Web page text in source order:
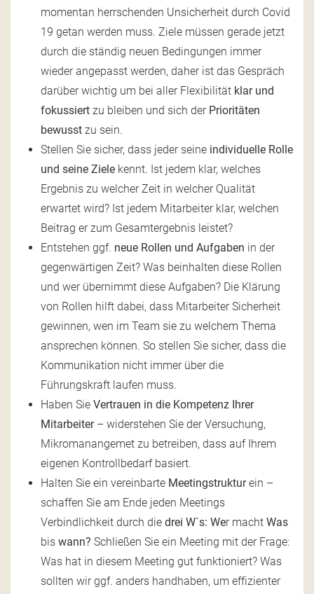
momentan herrschenden Unsicherheit durch Covid
19 getan werden muss. Ziele müssen gerade jetzt
durch die ständig neuen Bedingungen immer
wieder angepasst werden, daher ist das Gespräch
darüber wichtig um bei aller Flexibilität klar und
fokussiert zu bleiben und sich der Prioritäten
bewusst zu sein.
Stellen Sie sicher, dass jeder seine individuelle Rolle
und seine Ziele kennt. Ist jedem klar, welches
Ergebnis zu welcher Zeit in welcher Qualität
erwartet wird? Ist jedem Mitarbeiter klar, welchen
Beitrag er zum Gesamtergebnis leistet?
Entstehen ggf. neue Rollen und Aufgaben in der
gegenwärtigen Zeit? Was beinhalten diese Rollen
und wer übernimmt diese Aufgaben? Die Klärung
von Rollen hilft dabei, dass Mitarbeiter Sicherheit
gewinnen, wen im Team sie zu welchem Thema
ansprechen können. So stellen Sie sicher, dass die
Kommunikation nicht immer über die
Führungskraft laufen muss.
Haben Sie Vertrauen in die Kompetenz Ihrer
Mitarbeiter– widerstehen Sie der Versuchung,
Mikromanangemet zu betreiben, dass auf Ihrem
eigenen Kontrollbedarf basiert.
Halten Sie ein vereinbarte Meetingstrukturein –
schaffen Sie am Ende jeden Meetings
Verbindlichkeit durch die drei W`s: Wer macht Was
bis wann? Schließen Sie ein Meeting mit der Frage:
Was hat in diesem Meeting gut funktioniert? Was
sollten wir ggf. anders handhaben, um effizienter